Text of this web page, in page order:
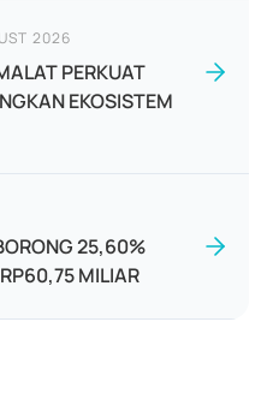
2026
PERKUAT
EKOSISTEM
25,60%
MILIAR